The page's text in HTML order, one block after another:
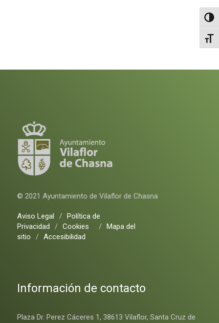
© 2021 Ayuntamiento de Vilaflor de Chasna
Aviso Legal / Política de
Privacidad
/ Cookies / Mapa del
sitio
/ Accesibilidad
Información de contacto
Plaza Dr. Perez Cáceres 1, 38613 Vilaflor, Santa Cruz de